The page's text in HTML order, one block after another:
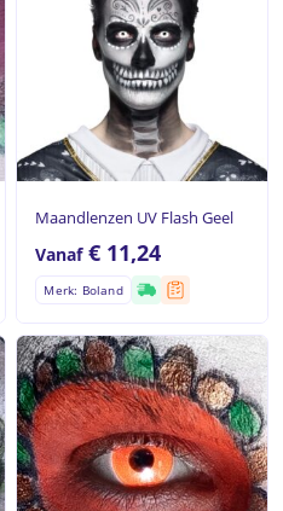
Maandlenzen UV Flash Geel
Vanaf€ 11,24
Merk: Boland